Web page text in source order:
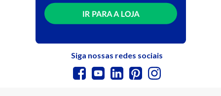
Siga nossas redes sociais